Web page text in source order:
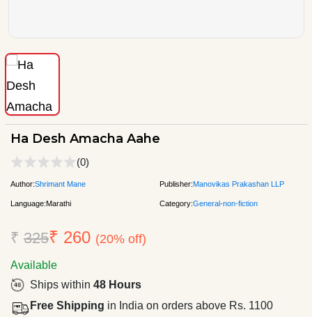
Ha Desh Amacha Aahe
(0)
Author:Shrimant Mane Publisher:Manovikas Prakashan LLP
Language:Marathi Category:General-non-fiction
₹ 325₹ 260 (20% off)
Available
Ships within 48 Hours
Free Shipping in India on orders above Rs. 1100